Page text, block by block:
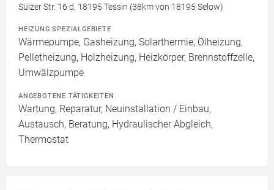
Sülzer Str. 16 d, 18195 Tessin (38km von 18195 Selow)
HEIZUNG SPEZIALGEBIETE
Wärmepumpe, Gasheizung, Solarthermie, Ölheizung,
Pelletheizung, Holzheizung, Heizkörper, Brennstoffzelle,
Umwälzpumpe
ANGEBOTENE TÄTIGKEITEN
Wartung, Reparatur, Neuinstallation / Einbau,
Austausch, Beratung, Hydraulischer Abgleich,
Thermostat